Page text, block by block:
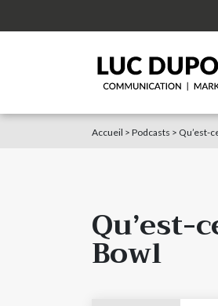
Accueil > Podcasts > Qu’est-
Bowl